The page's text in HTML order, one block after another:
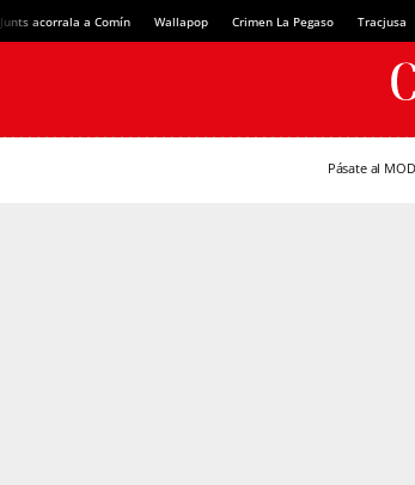
Junts acorrala a Comín Wallapop Crimen La Pegaso Tracjusa
Pásate al